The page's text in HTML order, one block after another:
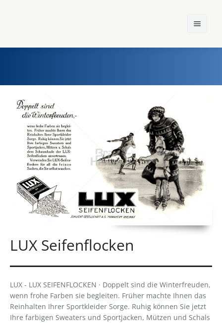
Einst und Heute
Marken
Konzerne
Epoche
LUX Seifenflocken
LUX - LUX SEIFENFLOCKEN · Doppelt sind die Winterfreuden,
wenn frohe Farben sie begleiten. Früher machte Ihnen das
Reinhalten Ihrer Sportkleider Sorge. Ruhig können Sie jetzt
Ihre farbigen Sweaters und Sportjacken, Mützen und Schals